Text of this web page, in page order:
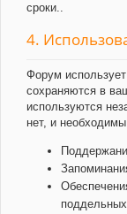
сроки..
4.
Форум использует
сохраняются в
используются
нет, и